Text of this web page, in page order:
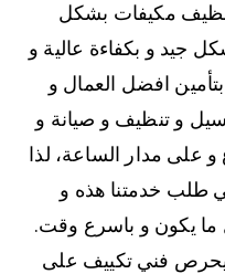
مكيفات بشكل
جيد و بكفاءة عالية و
افضل العمال و
و تنظيف و صيانة و
على مدار الساعة، لذا
طلب خدمتنا هذه و
ما يكون و باسرع وقت.
فني تكييف على